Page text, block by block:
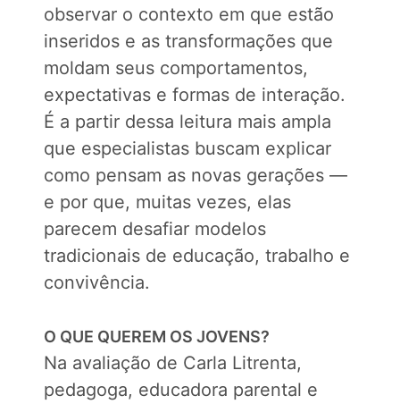
observar o contexto em que estão
inseridos e as transformações que
moldam seus comportamentos,
expectativas e formas de interação.
É a partir dessa leitura mais ampla
que especialistas buscam explicar
como pensam as novas gerações —
e por que, muitas vezes, elas
parecem desafiar modelos
tradicionais de educação, trabalho e
convivência.
O QUE QUEREM OS JOVENS?
Na avaliação de Carla Litrenta,
pedagoga, educadora parental e